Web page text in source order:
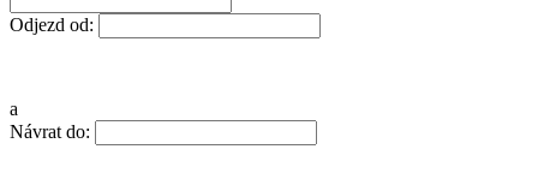
Odjezd od:
a
Návrat do: